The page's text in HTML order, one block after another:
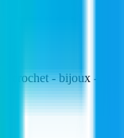
- crochet - bijoux -